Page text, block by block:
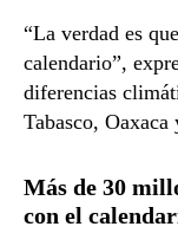
“La verdad es
calendario”,
diferencias
Tabasco,
Más de 30
con el